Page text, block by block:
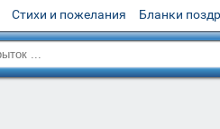
Стихи и пожелания Бланки